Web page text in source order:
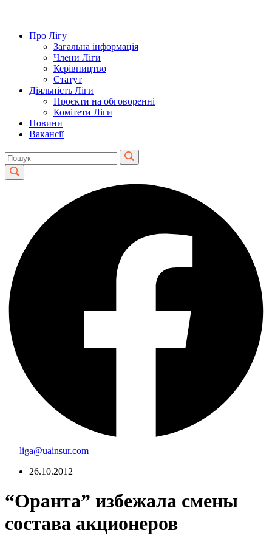
Про Лігу
Загальна інформація
Члени Ліги
Керівництво
Статут
Діяльність Ліги
Проєкти на обговоренні
Комітети Ліги
Новини
Вакансії
liga@uainsur.com
26.10.2012
“Оранта” избежала смены
состава акционеров